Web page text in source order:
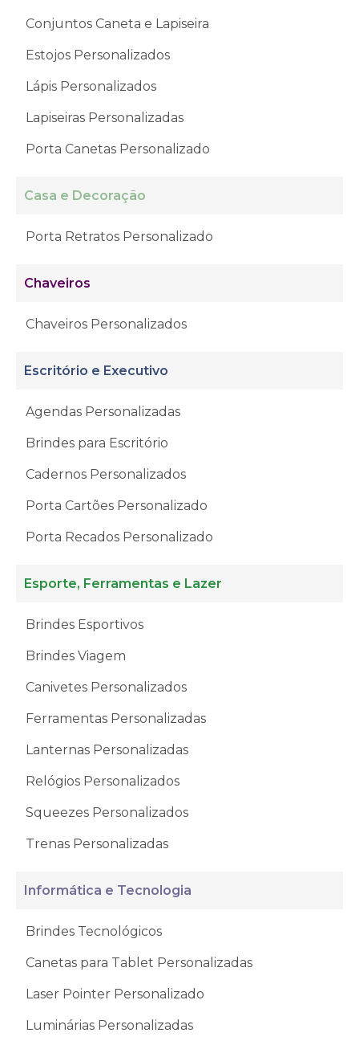
Conjuntos Caneta e Lapiseira
Estojos Personalizados
Lápis Personalizados
Lapiseiras Personalizadas
Porta Canetas Personalizado
Casa e Decoração
Porta Retratos Personalizado
Chaveiros
Chaveiros Personalizados
Escritório e Executivo
Agendas Personalizadas
Brindes para Escritório
Cadernos Personalizados
Porta Cartões Personalizado
Porta Recados Personalizado
Esporte, Ferramentas e Lazer
Brindes Esportivos
Brindes Viagem
Canivetes Personalizados
Ferramentas Personalizadas
Lanternas Personalizadas
Relógios Personalizados
Squeezes Personalizados
Trenas Personalizadas
Informática e Tecnologia
Brindes Tecnológicos
Canetas para Tablet Personalizadas
Laser Pointer Personalizado
Luminárias Personalizadas